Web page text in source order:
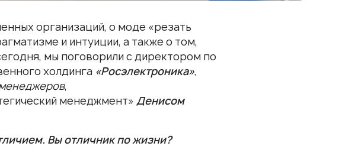
организаций, о моде «резать
и интуиции, а также о том,
мы поговорили с директором по
холдинга «Росэлектроника»,
,
менеджмент» Денисом
Вы отличник по жизни?